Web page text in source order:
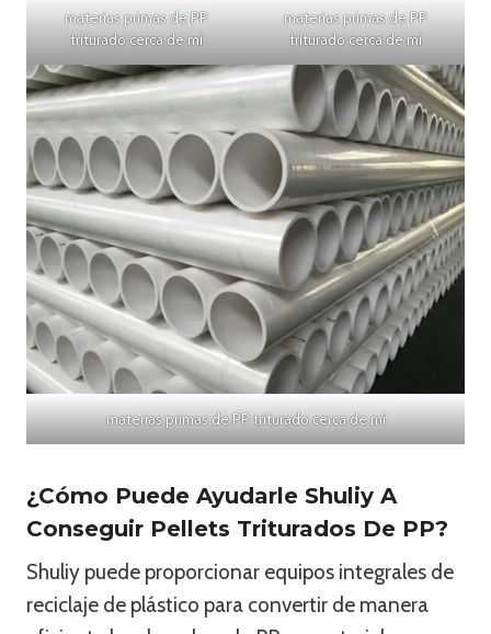
materias primas de PP
triturado cerca de mí
materias primas de PP
triturado cerca de mí
materias primas de PP triturado cerca de mí
¿Cómo Puede Ayudarle Shuliy A
Conseguir Pellets Triturados De PP?
Shuliy puede proporcionar equipos integrales de
reciclaje de plástico para convertir de manera